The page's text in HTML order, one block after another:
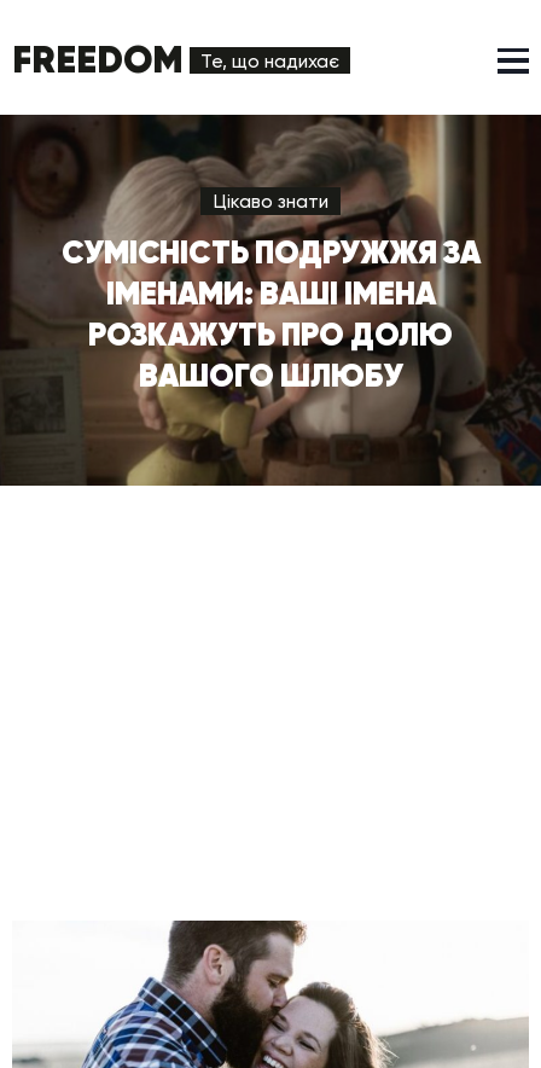
FREEDOM Те, що надихає
Цікаво знати
СУМІСНІСТЬ ПОДРУЖЖЯ ЗА
ІМЕНАМИ: ВАШІ ІМЕНА
РОЗКАЖУТЬ ПРО ДОЛЮ
ВАШОГО ШЛЮБУ